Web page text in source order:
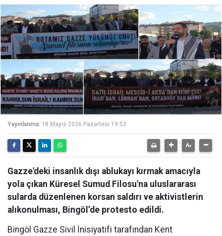
Yayınlanma: 18 Mayıs 2026 Pazartesi 19:53
Gazze'deki insanlık dışı ablukayı kırmak amacıyla
yola çıkan Küresel Sumud Filosu'na uluslararası
sularda düzenlenen korsan saldırı ve aktivistlerin
alıkonulması, Bingöl’de protesto edildi.
Bingöl Gazze Sivil İnisiyatifi tarafından Kent